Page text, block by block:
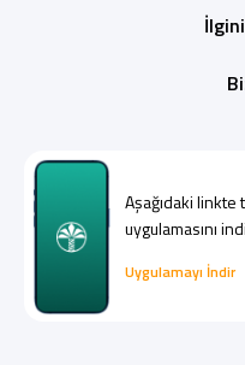
Aşağıdaki linkte
uygulamasını
Uygulamayı İndir